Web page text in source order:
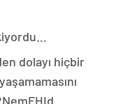
dolayı hiçbir